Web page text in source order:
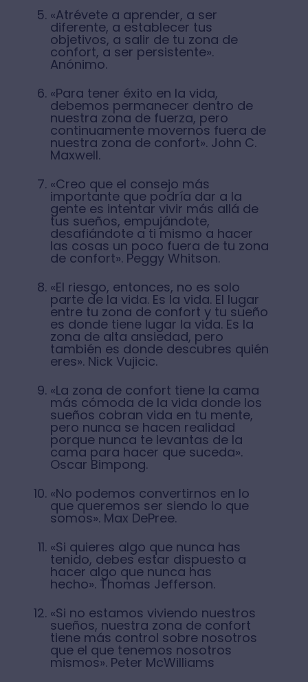
«Atrévete a aprender, a ser
diferente, a establecer tus
objetivos, a salir de tu zona de
confort, a ser persistente».
Anónimo.
«Para tener éxito en la vida,
debemos permanecer dentro de
nuestra zona de fuerza, pero
continuamente movernos fuera de
nuestra zona de confort». John C.
Maxwell.
«Creo que el consejo más
importante que podría dar a la
gente es intentar vivir más allá de
tus sueños, empujándote,
desafiándote a ti mismo a hacer
las cosas un poco fuera de tu zona
de confort». Peggy Whitson.
«El riesgo, entonces, no es solo
parte de la vida. Es la vida. El lugar
entre tu zona de confort y tu sueño
es donde tiene lugar la vida. Es la
zona de alta ansiedad, pero
también es donde descubres quién
eres». Nick Vujicic.
«La zona de confort tiene la cama
más cómoda de la vida donde los
sueños cobran vida en tu mente,
pero nunca se hacen realidad
porque nunca te levantas de la
cama para hacer que suceda».
Oscar Bimpong.
«No podemos convertirnos en lo
que queremos ser siendo lo que
somos». Max DePree.
«Si quieres algo que nunca has
tenido, debes estar dispuesto a
hacer algo que nunca has
hecho». Thomas Jefferson.
«Si no estamos viviendo nuestros
sueños, nuestra zona de confort
tiene más control sobre nosotros
que el que tenemos nosotros
mismos». Peter McWilliams